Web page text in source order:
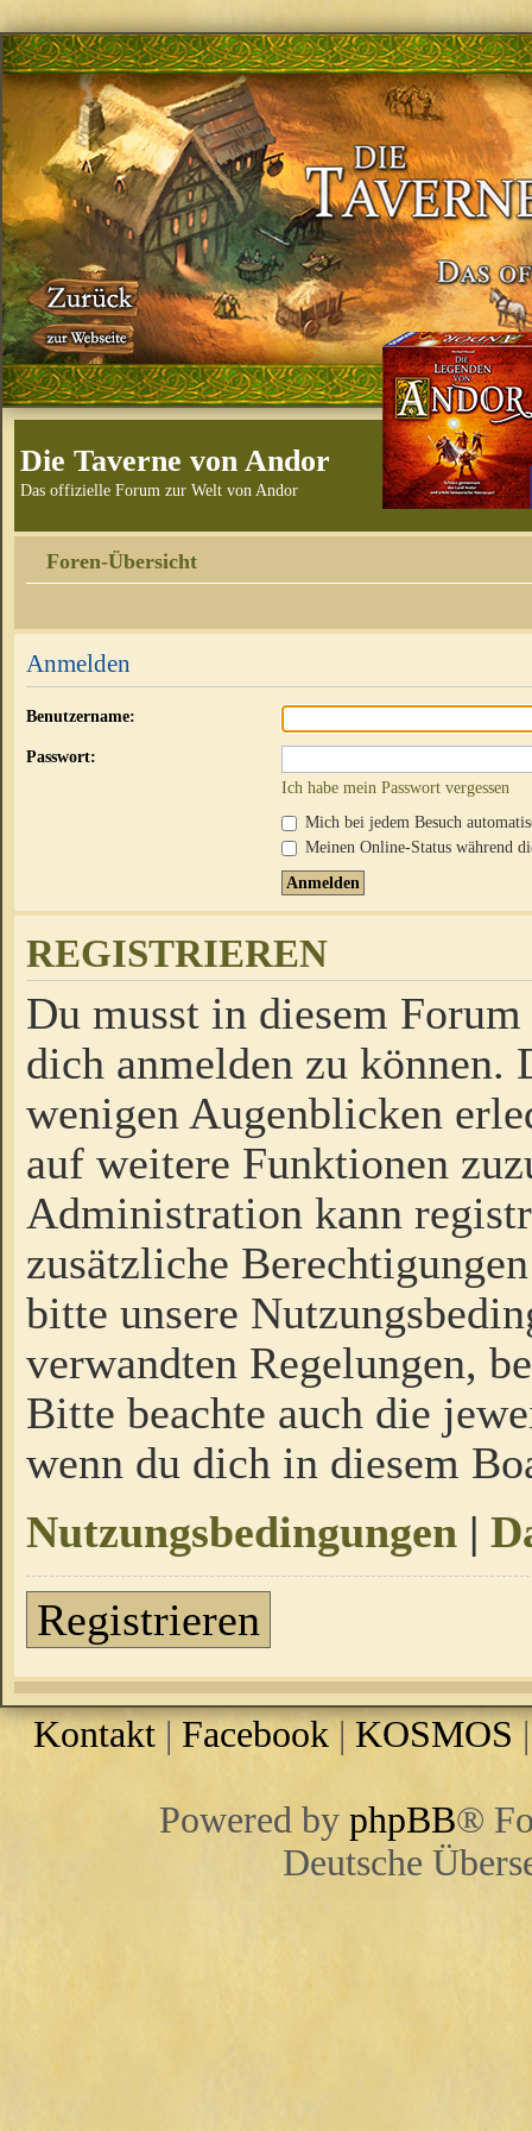
Die Taverne von Andor
Das offizielle Forum zur Welt von Andor
Foren-Übersicht
Anmelden
Benutzername:
Passwort:
Ich habe mein Passwort vergessen
Mich bei jedem Besuch
Meinen Online-Status während
REGISTRIEREN
Du musst in diesem
dich anmelden zu
wenigen Augenblicken
auf weitere Funktionen
Administration kann
zusätzliche
bitte unsere
verwandten Regelungen,
Bitte beachte auch die
wenn du dich in diesem
Nutzungsbedingungen |
Registrieren
Kontakt | Facebook |KOSMOS
Powered by phpBB®
Deutsche